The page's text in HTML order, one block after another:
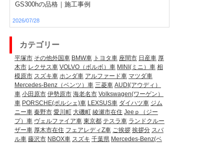
GS300hの品格｜施工事例
2026/07/28
カテゴリー
平塚市 その他外国車 BMW車 トヨタ車 座間市 日産車 厚
木市 レクサス車 VOLVO（ボルボ）車 MINI(ミニ）車 相
模原市 スズキ車 ホンダ車 アルファード車 マツダ車
Mercedes-Benz（ベンツ）車 三菱車 AUDI(アウディ）
車 小田原市 伊勢原市 海老名市 Volkswagen(ワーゲン）
車 PORSCHE(ポルシェ)車 LEXSUS車 ダイハツ車 ジム
ニー車 秦野市 愛川町 大磯町 綾瀬市在住 Jeeｐ（ジー
プ）車 ヴェルファイア車 東京都 テスラ車 ランドクルー
ザー車 厚木市在住 フェアレディZ車 ご挨拶 挨拶分 スバ
ル車 藤沢市 NBOX車 スズキ 千葉県 Mercedes-Benz(ベ